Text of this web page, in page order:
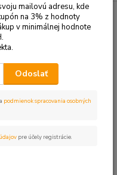
Pixma MG-6851
z 11
mailovú adresu, kde
na 3% z hodnoty
v minimálnej hodnote
Odoslať
podmienok spracovania osobných
pre účely registrácie.